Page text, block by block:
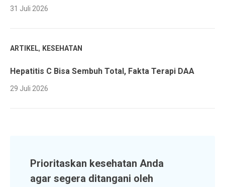
31 Juli 2026
ARTIKEL, KESEHATAN
Hepatitis C Bisa Sembuh Total, Fakta Terapi DAA
29 Juli 2026
Prioritaskan kesehatan Anda
agar segera ditangani oleh